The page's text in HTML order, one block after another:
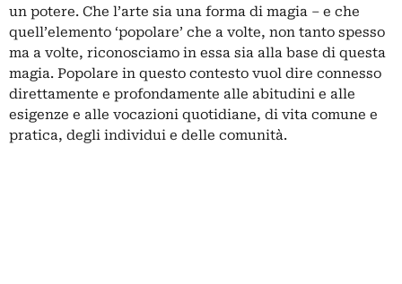
un potere. Che l’arte sia una forma di magia ‒ e che
quell’elemento ‘popolare’ che a volte, non tanto spesso
ma a volte, riconosciamo in essa sia alla base di questa
magia. Popolare in questo contesto vuol dire connesso
direttamente e profondamente alle abitudini e alle
esigenze e alle vocazioni quotidiane, di vita comune e
pratica, degli individui e delle comunità.